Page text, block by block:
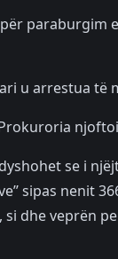
paraburgim
u arrestua të
se i
sipas nenit
si dhe veprën